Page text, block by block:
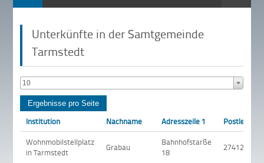
Unterkünfte in der Samtgemeinde
Tarmstedt
10
Institution Nachname Adresszeile 1
Postleitzahl
Wohnmobilstellplatz
in Tarmstedt
Grabau
Bahnhofstarße
18
27412